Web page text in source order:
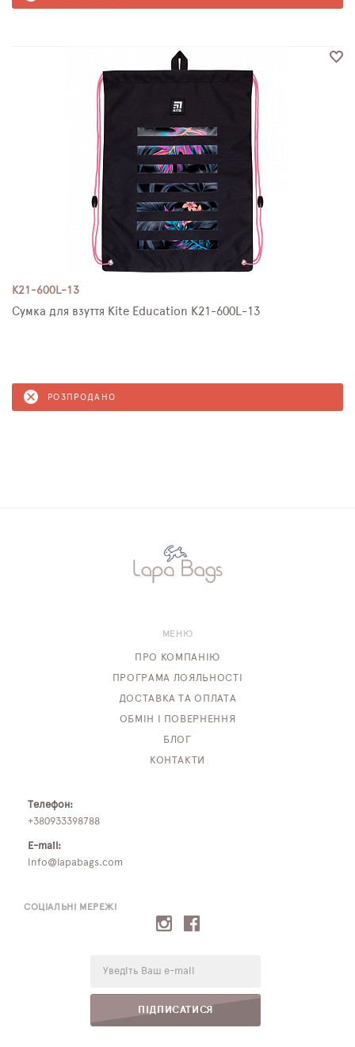
K21-600L-13
Сумка для взуття Kite Education K21-600L-13
РОЗПРОДАНО
СОЦІАЛЬНІ МЕРЕЖІ
ПІДПИСАТИСЯ
МЕНЮ
ПРО КОМПАНІЮ
ПРОГРАМА ЛОЯЛЬНОСТІ
ДОСТАВКА ТА ОПЛАТА
ОБМІН І ПОВЕРНЕННЯ
БЛОГ
КОНТАКТИ
Телефон:
+380933398788
E-mail:
info@lapabags.com